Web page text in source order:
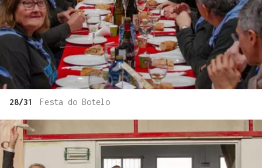
28/31 Festa do Botelo